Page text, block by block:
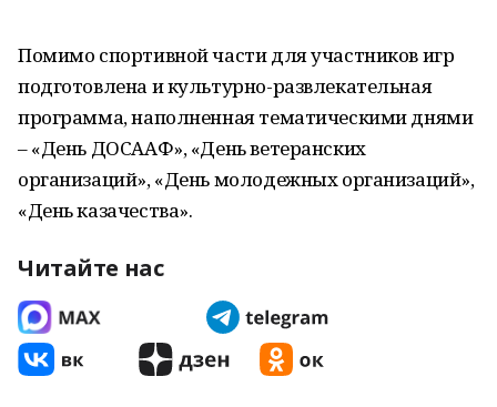
Помимо спортивной части для участников игр
подготовлена и культурно-развлекательная
программа, наполненная тематическими днями
– «День ДОСААФ», «День ветеранских
организаций», «День молодежных организаций»,
«День казачества».
Читайте нас